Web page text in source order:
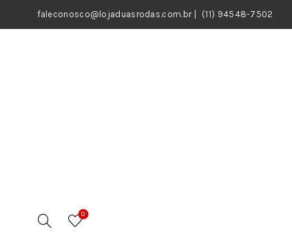
faleconosco@lojaduasrodas.com.br| (11) 94548-7502
0